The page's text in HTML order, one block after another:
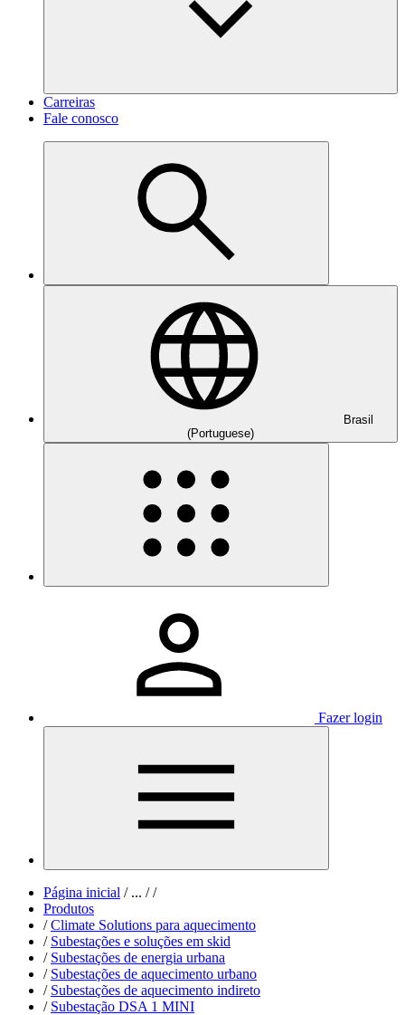
Carreiras
Fale conosco
Brasil
(Portuguese)
Fazer login
Página inicial /... / /
Produtos
/ Climate Solutions para aquecimento
/ Subestações e soluções em skid
/ Subestações de energia urbana
/ Subestações de aquecimento urbano
/ Subestações de aquecimento indireto​
/ Subestação DSA 1 MINI